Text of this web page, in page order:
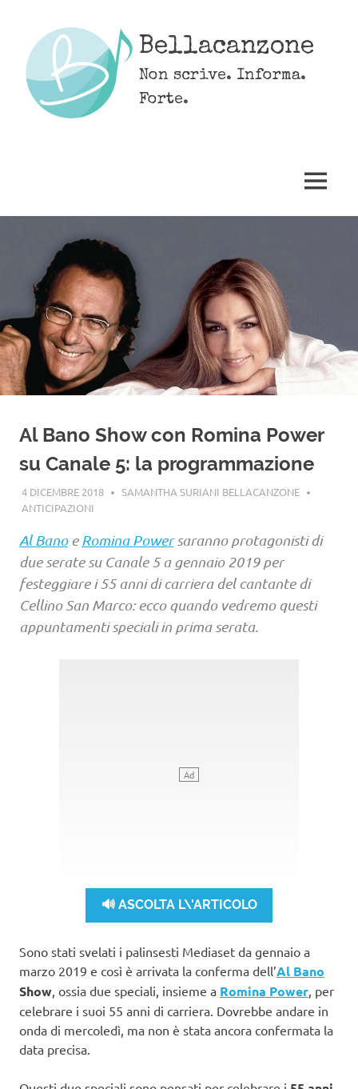
content
Bellacanzone
Non scrive. Informa.
Forte.
MENU
Al Bano Show con Romina Power
su Canale 5: la programmazione
4 DICEMBRE 2018
SAMANTHA SURIANI BELLACANZONE
ANTICIPAZIONI
Al BanoeRomina Powersaranno protagonisti di
due serate su Canale 5 a gennaio 2019 per
festeggiare i 55 anni di carriera del cantante di
Cellino San Marco: ecco quando vedremo questi
appuntamenti speciali in prima serata.
🔊 ASCOLTA L\'ARTICOLO
Sono stati svelati i palinsesti Mediaset da gennaio a
marzo 2019 e così è arrivata la conferma dell’Al Bano
Show , ossia due speciali, insieme a Romina Power , per
celebrare i suoi 55 anni di carriera. Dovrebbe andare in
onda di mercoledì, ma non è stata ancora confermata la
data precisa.